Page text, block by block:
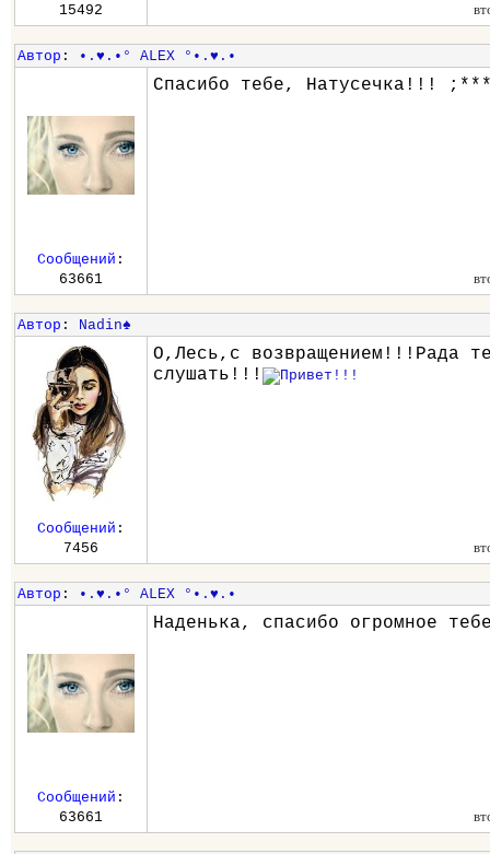
15492
Автор : •.♥.•° ALEX °•.♥.•
Спасибо тебе, Натусечка!!!
Сообщений :
63661
Автор : Nadin♠
О,Лесь,с возвращением!!!Рада
слушать!!!
Сообщений :
7456
Автор : •.♥.•° ALEX °•.♥.•
Наденька, спасибо огромное
Сообщений :
63661